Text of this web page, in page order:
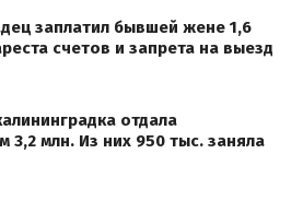
заплатил бывшей жене 1,6
счетов и запрета на выезд
отдала
3,2 млн. Из них 950 тыс. заняла